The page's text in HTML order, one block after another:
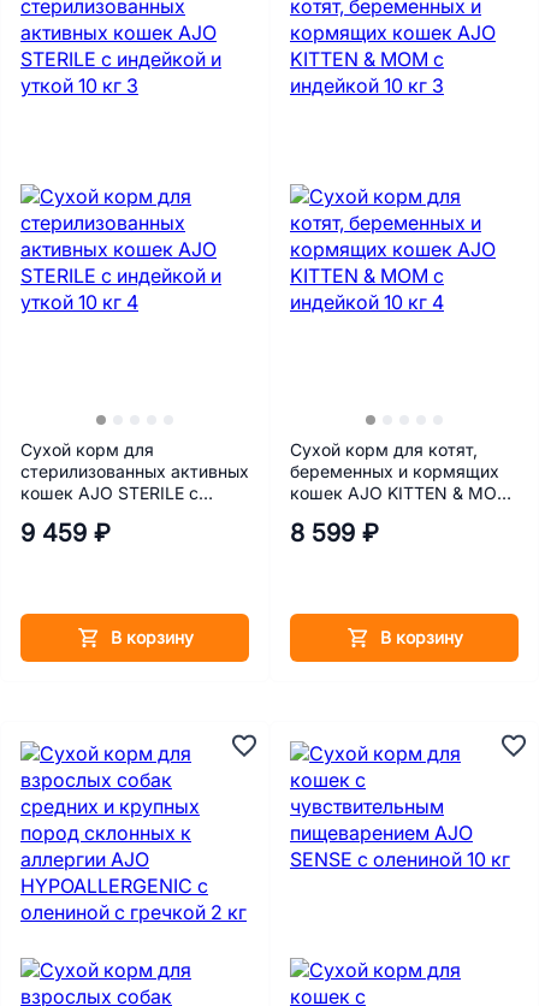
Сухой корм для
стерилизованных активных
кошек AJO STERILE с
9 459 ₽
В корзину
Сухой корм для котят,
беременных и кормящих
кошек AJO KITTEN & MOM
8 599 ₽
В корзину